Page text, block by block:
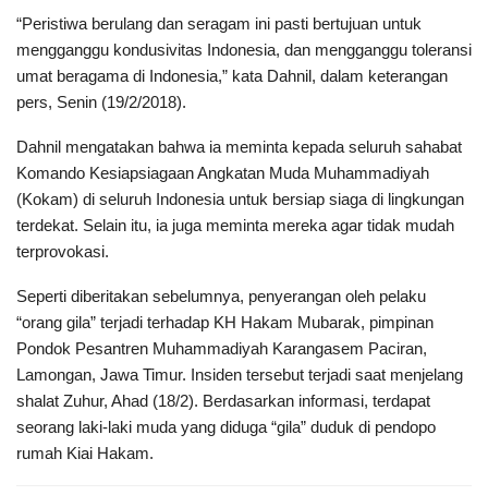
“Peristiwa berulang dan seragam ini pasti bertujuan untuk
mengganggu kondusivitas Indonesia, dan mengganggu toleransi
umat beragama di Indonesia,” kata Dahnil, dalam keterangan
pers, Senin (19/2/2018).
Dahnil mengatakan bahwa ia meminta kepada seluruh sahabat
Komando Kesiapsiagaan Angkatan Muda Muhammadiyah
(Kokam) di seluruh Indonesia untuk bersiap siaga di lingkungan
terdekat. Selain itu, ia juga meminta mereka agar tidak mudah
terprovokasi.
Seperti diberitakan sebelumnya, penyerangan oleh pelaku
“orang gila” terjadi terhadap KH Hakam Mubarak, pimpinan
Pondok Pesantren Muhammadiyah Karangasem Paciran,
Lamongan, Jawa Timur. Insiden tersebut terjadi saat menjelang
shalat Zuhur, Ahad (18/2). Berdasarkan informasi, terdapat
seorang laki-laki muda yang diduga “gila” duduk di pendopo
rumah Kiai Hakam.